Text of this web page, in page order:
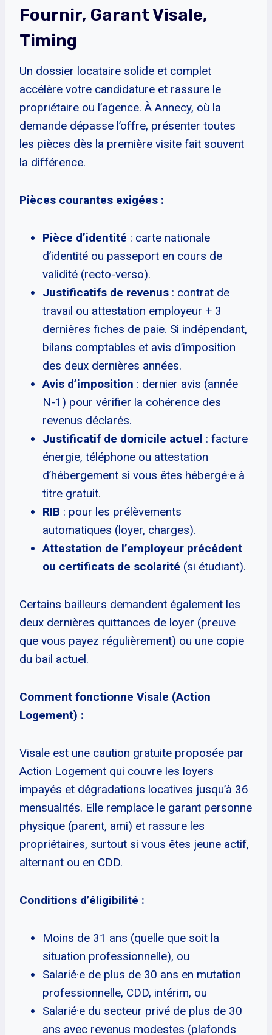
Fournir, Garant Visale,
Timing
Un dossier locataire solide et complet
accélère votre candidature et rassure le
propriétaire ou l’agence. À Annecy, où la
demande dépasse l’offre, présenter toutes
les pièces dès la première visite fait souvent
la différence.
Pièces courantes exigées :
Pièce d’identité : carte nationale
d’identité ou passeport en cours de
validité (recto-verso).
Justificatifs de revenus : contrat de
travail ou attestation employeur + 3
dernières fiches de paie. Si indépendant,
bilans comptables et avis d’imposition
des deux dernières années.
Avis d’imposition : dernier avis (année
N-1) pour vérifier la cohérence des
revenus déclarés.
Justificatif de domicile actuel : facture
énergie, téléphone ou attestation
d’hébergement si vous êtes hébergé·e à
titre gratuit.
RIB : pour les prélèvements
automatiques (loyer, charges).
Attestation de l’employeur précédent
ou certificats de scolarité (si étudiant).
Certains bailleurs demandent également les
deux dernières quittances de loyer (preuve
que vous payez régulièrement) ou une copie
du bail actuel.
Comment fonctionne Visale (Action
Logement) :
Visale est une caution gratuite proposée par
Action Logement qui couvre les loyers
impayés et dégradations locatives jusqu’à 36
mensualités. Elle remplace le garant personne
physique (parent, ami) et rassure les
propriétaires, surtout si vous êtes jeune actif,
alternant ou en CDD.
Conditions d’éligibilité :
Moins de 31 ans (quelle que soit la
situation professionnelle), ou
Salarié·e de plus de 30 ans en mutation
professionnelle, CDD, intérim, ou
Salarié·e du secteur privé de plus de 30
ans avec revenus modestes (plafonds